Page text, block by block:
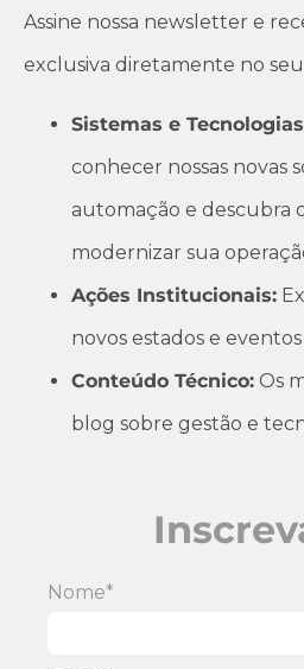
Assine nossa newsletter e
exclusiva diretamente no
Sistemas e
conhecer nossas novas
automação e descubra
modernizar sua
Ações Institucionais:
novos estados e
Conteúdo Técnico: Os
blog sobre gestão e
Nome*